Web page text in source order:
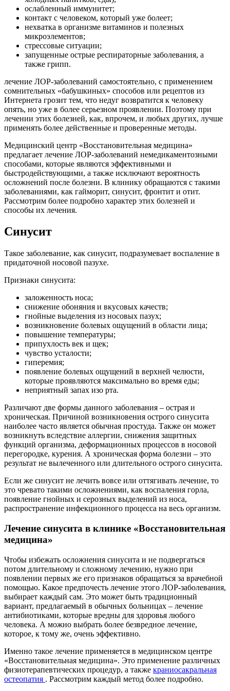
ослабленный иммунитет;
контакт с человеком, который уже болеет;
нехватка в организме витаминов и полезных
микроэлементов;
стрессовые ситуации;
запущенные острые респираторные заболевания, а
также грипп.
лечение ЛОР-заболеваний самостоятельно, с применением
сомнительных «бабушкиных» способов или рецептов из
Интернета грозит тем, что недуг возвратится к человеку
опять, но уже в более серьезном проявлении. Поэтому при
лечении этих болезней, как, впрочем, и любых других, лучше
применять более действенные и проверенные методы.
Медицинский центр «Восстановительная медицина»
предлагает лечение ЛОР-заболеваний немедикаментозными
способами, которые являются эффективными и
быстродействующими, а также исключают вероятность
осложнений после болезни. В клинику обращаются с такими
заболеваниями, как гайморит, синусит, фронтит и отит.
Рассмотрим более подробно характер этих болезней и
способы их лечения.
Синусит
Такое заболевание, как синусит, подразумевает воспаление в
придаточной носовой пазухе.
Признаки синусита:
заложенность носа;
снижение обоняния и вкусовых качеств;
гнойные выделения из носовых пазух;
возникновение болевых ощущений в области лица;
повышение температуры;
припухлость век и щек;
чувство усталости;
гиперемия;
появление болевых ощущений в верхней челюсти,
которые проявляются максимально во время еды;
неприятный запах изо рта.
Различают две формы данного заболевания – острая и
хроническая. Причиной возникновения острого синусита
наиболее часто является обычная простуда. Также он может
возникнуть вследствие аллергии, снижения защитных
функций организма, деформационных процессов в носовой
перегородке, курения. А хроническая форма болезни – это
результат не вылеченного или длительного острого синусита.
Если же синусит не лечить вовсе или оттягивать лечение, то
это чревато такими осложнениями, как воспаления горла,
появление гнойных и серозных выделений из носа,
распространение инфекционного процесса на весь организм.
Лечение синусита в клинике «Восстановительная
медицина»
Чтобы избежать осложнения синусита и не подвергаться
потом длительному и сложному лечению, нужно при
появлении первых же его признаков обращаться за врачебной
помощью. Какое предпочесть лечение этого ЛОР-заболевания,
выбирает каждый сам. Это может быть традиционный
вариант, предлагаемый в обычных больницах – лечение
антибиотиками, которые вредны для здоровья любого
человека. А можно выбрать более безвредное лечение,
которое, к тому же, очень эффективно.
Именно такое лечение применяется в медицинском центре
«Восстановительная медицина». Это применение различных
физиотерапевтических процедур, а также краниосакральная
остеопатия . Рассмотрим каждый метод более подробно.